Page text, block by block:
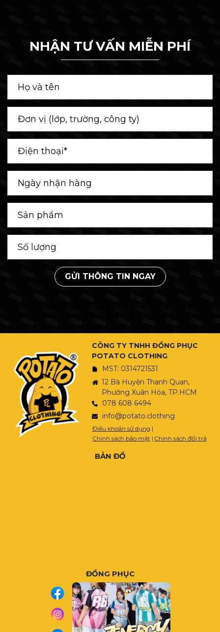
NHẬN TƯ VẤN MIỄN PHÍ
GỬI THÔNG TIN NGAY
CÔNG TY TNHH ĐỒNG PHỤC
POTATO CLOTHING
MST: 0314721531
12 Bà Huyện Thanh Quan,
Phường Xuân Hòa, TP.HCM
078 608 6494
info@potato.clothing
Điều khoản sử dụng |
Chính sách bảo mật | Chính sách đổi trả
BẢN ĐỒ
ĐỒNG PHỤC